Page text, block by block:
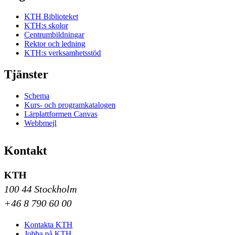
KTH Biblioteket
KTH:s skolor
Centrumbildningar
Rektor och ledning
KTH:s verksamhetsstöd
Tjänster
Schema
Kurs- och programkatalogen
Lärplattformen Canvas
Webbmejl
Kontakt
KTH
100 44 Stockholm
+46 8 790 60 00
Kontakta KTH